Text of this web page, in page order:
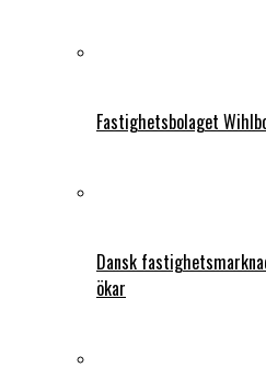
Fastighetsbolaget
Dansk
ökar